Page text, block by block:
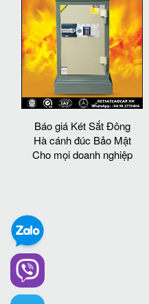
Báo giá Két Sắt Đông
Hà cánh đúc Bảo Mật
Cho mọi doanh nghiệp